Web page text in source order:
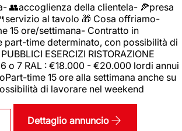
👥accoglienza della clientela- 🍕presa
al tavolo 🎁 Cosa offriamo-
15 ore/settimana- Contratto in
part-time determinato, con possibilità di
ESERCIZI RISTORAZIONE
o 7 RAL : €18.000 - €20.000 lordi annui
time 15 ore alla settimana anche su
di lavorare nel weekend
Dettaglio annuncio